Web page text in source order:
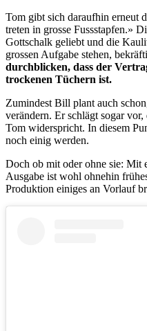
Tom gibt sich daraufhin erneut
treten in grosse Fussstapfen.»
Gottschalk geliebt und die
grossen Aufgabe stehen,
durchblicken, dass der
trockenen Tüchern ist.
Zumindest Bill plant auch
verändern. Er schlägt sogar
Tom widerspricht. In diesem
noch einig werden.
Doch ob mit oder ohne sie: Mit
Ausgabe ist wohl ohnehin
Produktion einiges an Vorlauf